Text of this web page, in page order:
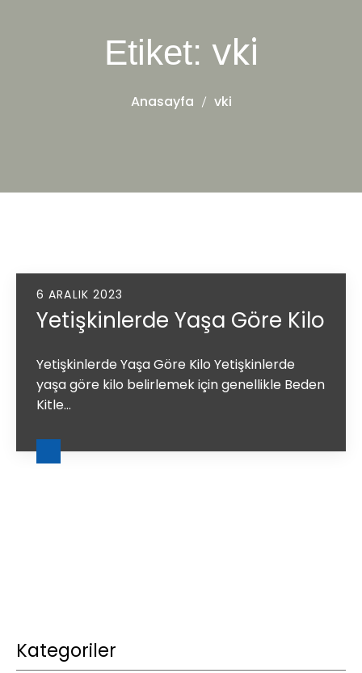
Etiket: vki
Anasayfa vki
6 ARALIK 2023
Yetişkinlerde Yaşa Göre Kilo
Yetişkinlerde Yaşa Göre Kilo Yetişkinlerde
yaşa göre kilo belirlemek için genellikle Beden
Kitle...
Kategoriler